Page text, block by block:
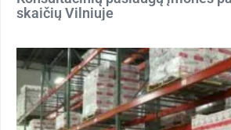
skaičių Vilniuje